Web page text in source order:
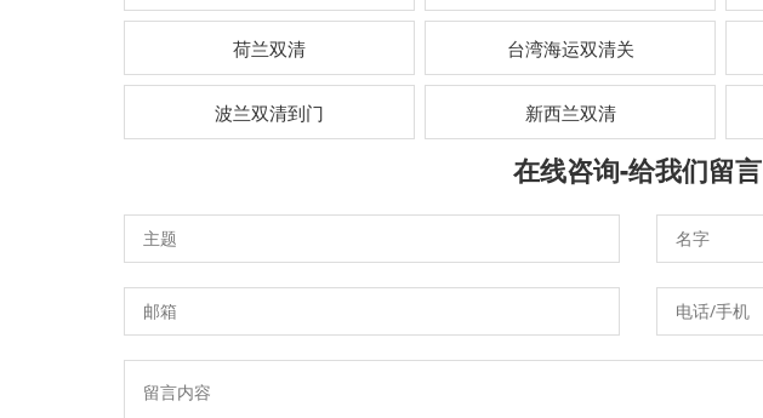
荷兰双清 台湾海运双清关
波兰双清到门 新西兰双清
在线咨询-给我们留言